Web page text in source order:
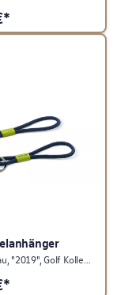
Dunkelblau, "2019", Golf Kollektion